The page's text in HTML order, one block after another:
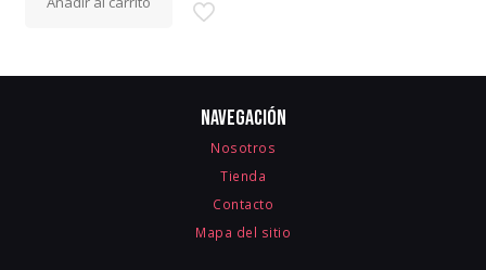
Navegación
Nosotros
Tienda
Contacto
Mapa del sitio